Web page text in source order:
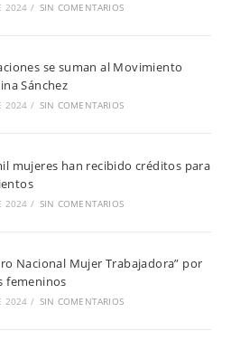
2024 / SIN COMENTARIOS
se suman al Movimiento
Sánchez
2024 / SIN COMENTARIOS
mujeres han recibido créditos para
2024 / SIN COMENTARIOS
Nacional Mujer Trabajadora” por
femeninos
2024 / SIN COMENTARIOS